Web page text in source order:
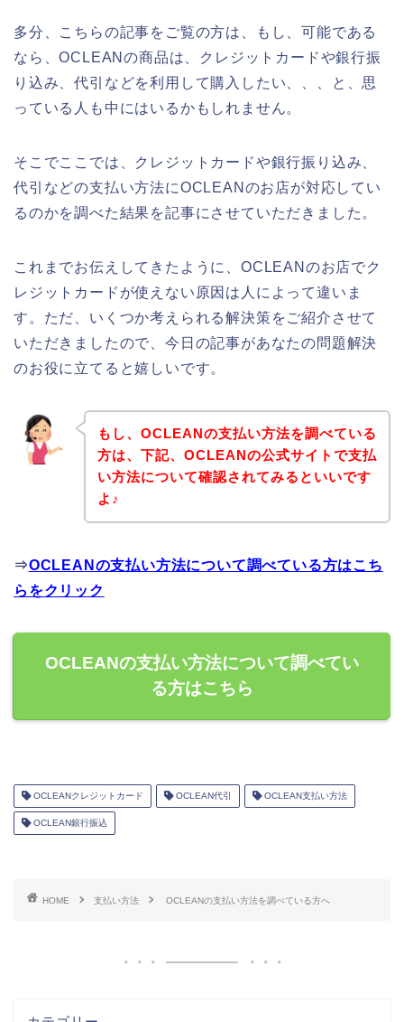
多分、こちらの記事をご覧の方は、もし、可能である
なら、OCLEANの商品は、クレジットカードや銀行振
り込み、代引などを利用して購入したい、、、と、思
っている人も中にはいるかもしれません。
そこでここでは、クレジットカードや銀行振り込み、
代引などの支払い方法にOCLEANのお店が対応してい
るのかを調べた結果を記事にさせていただきました。
これまでお伝えしてきたように、OCLEANのお店でク
レジットカードが使えない原因は人によって違いま
す。ただ、いくつか考えられる解決策をご紹介させて
いただきましたので、今日の記事があなたの問題解決
のお役に立てると嬉しいです。
もし、OCLEANの支払い方法を調べている
方は、下記、OCLEANの公式サイトで支払
い方法について確認されてみるといいです
よ♪
⇒OCLEANの支払い方法について調べている方はこち
らをクリック
OCLEANの支払い方法について調べてい
る方はこちら
OCLEANクレジットカード OCLEAN代引 OCLEAN支払い方法
OCLEAN銀行振込
HOME 支払い方法 OCLEANの支払い方法を調べている方へ